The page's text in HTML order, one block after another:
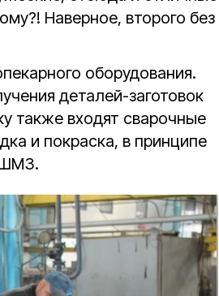
Наверное, второго без
оборудования.
деталей-заготовок
также входят сварочные
и покраска, в принципе
ШМЗ.